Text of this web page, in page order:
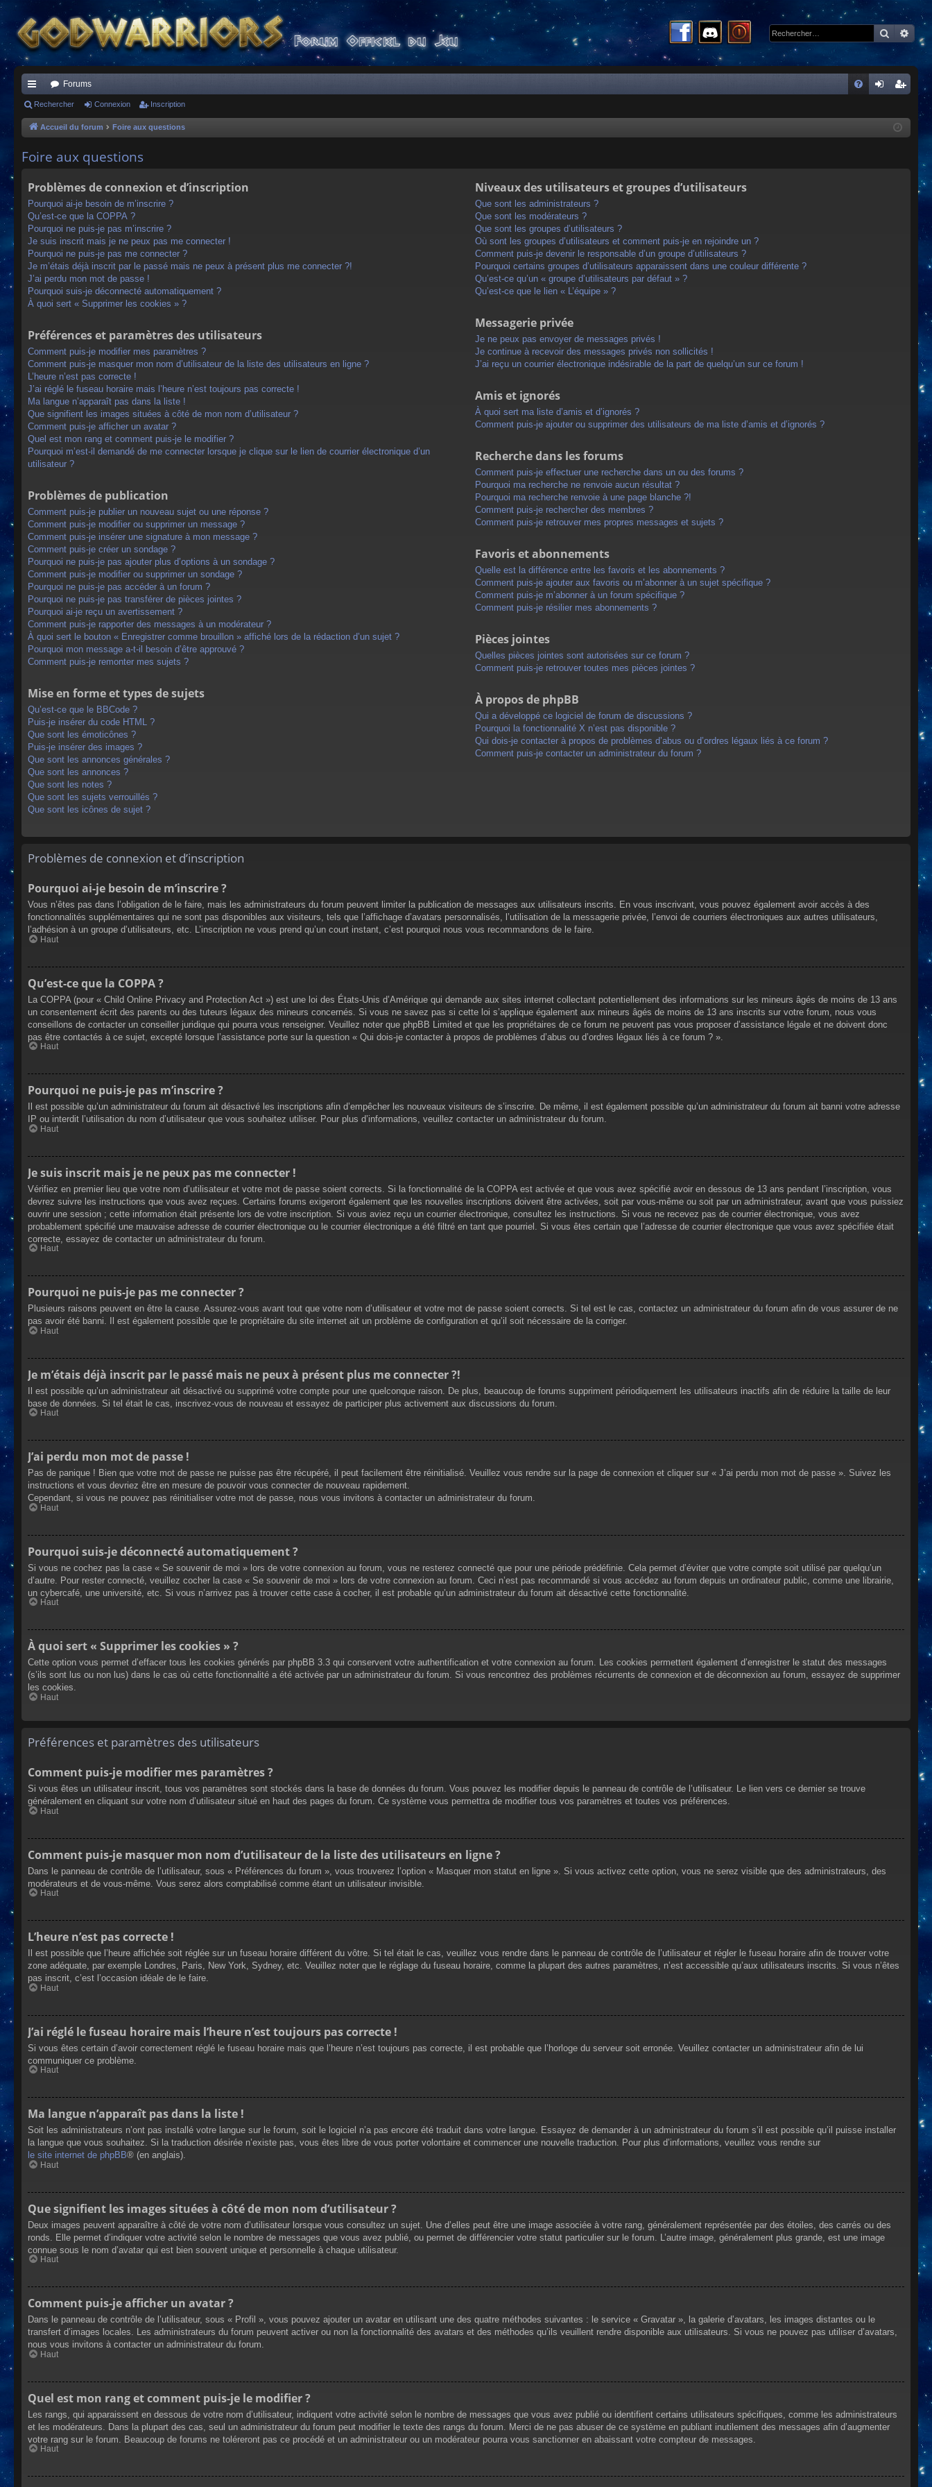
ac
co
s
Forums
cri
Rechercher Connexion Inscription
Accueil du forum Foire aux questions
Foire aux questions
Problèmes de connexion et d’inscription
Pourquoi ai-je besoin de m’inscrire ?
Qu’est-ce que la COPPA ?
Pourquoi ne puis-je pas m’inscrire ?
Je suis inscrit mais je ne peux pas me connecter !
Pourquoi ne puis-je pas me connecter ?
Je m’étais déjà inscrit par le passé mais ne peux à présent plus me connecter ?!
J’ai perdu mon mot de passe !
Pourquoi suis-je déconnecté automatiquement ?
À quoi sert « Supprimer les cookies » ?
Préférences et paramètres des utilisateurs
Comment puis-je modifier mes paramètres ?
Comment puis-je masquer mon nom d’utilisateur de la liste des utilisateurs en ligne ?
L’heure n’est pas correcte !
J’ai réglé le fuseau horaire mais l’heure n’est toujours pas correcte !
Ma langue n’apparaît pas dans la liste !
Que signifient les images situées à côté de mon nom d’utilisateur ?
Comment puis-je afficher un avatar ?
Quel est mon rang et comment puis-je le modifier ?
Pourquoi m’est-il demandé de me connecter lorsque je clique sur le lien de courrier électronique d’un
utilisateur ?
Problèmes de publication
Comment puis-je publier un nouveau sujet ou une réponse ?
Comment puis-je modifier ou supprimer un message ?
Comment puis-je insérer une signature à mon message ?
Comment puis-je créer un sondage ?
Pourquoi ne puis-je pas ajouter plus d’options à un sondage ?
Comment puis-je modifier ou supprimer un sondage ?
Pourquoi ne puis-je pas accéder à un forum ?
Pourquoi ne puis-je pas transférer de pièces jointes ?
Pourquoi ai-je reçu un avertissement ?
Comment puis-je rapporter des messages à un modérateur ?
À quoi sert le bouton « Enregistrer comme brouillon » affiché lors de la rédaction d’un sujet ?
Pourquoi mon message a-t-il besoin d’être approuvé ?
Comment puis-je remonter mes sujets ?
Mise en forme et types de sujets
Qu’est-ce que le BBCode ?
Puis-je insérer du code HTML ?
Que sont les émoticônes ?
Puis-je insérer des images ?
Que sont les annonces générales ?
Que sont les annonces ?
Que sont les notes ?
Que sont les sujets verrouillés ?
Que sont les icônes de sujet ?
Niveaux des utilisateurs et groupes d’utilisateurs
Que sont les administrateurs ?
Que sont les modérateurs ?
Que sont les groupes d’utilisateurs ?
Où sont les groupes d’utilisateurs et comment puis-je en rejoindre un ?
Comment puis-je devenir le responsable d’un groupe d’utilisateurs ?
Pourquoi certains groupes d’utilisateurs apparaissent dans une couleur différente ?
Qu’est-ce qu’un « groupe d’utilisateurs par défaut » ?
Qu’est-ce que le lien « L’équipe » ?
Messagerie privée
Je ne peux pas envoyer de messages privés !
Je continue à recevoir des messages privés non sollicités !
J’ai reçu un courrier électronique indésirable de la part de quelqu’un sur ce forum !
Amis et ignorés
À quoi sert ma liste d’amis et d’ignorés ?
Comment puis-je ajouter ou supprimer des utilisateurs de ma liste d’amis et d’ignorés ?
Recherche dans les forums
Comment puis-je effectuer une recherche dans un ou des forums ?
Pourquoi ma recherche ne renvoie aucun résultat ?
Pourquoi ma recherche renvoie à une page blanche ?!
Comment puis-je rechercher des membres ?
Comment puis-je retrouver mes propres messages et sujets ?
Favoris et abonnements
Quelle est la différence entre les favoris et les abonnements ?
Comment puis-je ajouter aux favoris ou m’abonner à un sujet spécifique ?
Comment puis-je m’abonner à un forum spécifique ?
Comment puis-je résilier mes abonnements ?
Pièces jointes
Quelles pièces jointes sont autorisées sur ce forum ?
Comment puis-je retrouver toutes mes pièces jointes ?
À propos de phpBB
Qui a développé ce logiciel de forum de discussions ?
Pourquoi la fonctionnalité X n’est pas disponible ?
Qui dois-je contacter à propos de problèmes d’abus ou d’ordres légaux liés à ce forum ?
Comment puis-je contacter un administrateur du forum ?
Problèmes de connexion et d’inscription
Pourquoi ai-je besoin de m’inscrire ?
Vous n’êtes pas dans l’obligation de le faire, mais les administrateurs du forum peuvent limiter la publication de messages aux utilisateurs inscrits. En vous inscrivant, vous pouvez également avoir accès à des
fonctionnalités supplémentaires qui ne sont pas disponibles aux visiteurs, tels que l’affichage d’avatars personnalisés, l’utilisation de la messagerie privée, l’envoi de courriers électroniques aux autres utilisateurs,
l’adhésion à un groupe d’utilisateurs, etc. L’inscription ne vous prend qu’un court instant, c’est pourquoi nous vous recommandons de le faire.
Haut
Qu’est-ce que la COPPA ?
La COPPA (pour « Child Online Privacy and Protection Act ») est une loi des États-Unis d’Amérique qui demande aux sites internet collectant potentiellement des informations sur les mineurs âgés de moins de 13 ans
un consentement écrit des parents ou des tuteurs légaux des mineurs concernés. Si vous ne savez pas si cette loi s’applique également aux mineurs âgés de moins de 13 ans inscrits sur votre forum, nous vous
conseillons de contacter un conseiller juridique qui pourra vous renseigner. Veuillez noter que phpBB Limited et que les propriétaires de ce forum ne peuvent pas vous proposer d’assistance légale et ne doivent donc
pas être contactés à ce sujet, excepté lorsque l’assistance porte sur la question « Qui dois-je contacter à propos de problèmes d’abus ou d’ordres légaux liés à ce forum ? ».
Haut
Pourquoi ne puis-je pas m’inscrire ?
Il est possible qu’un administrateur du forum ait désactivé les inscriptions afin d’empêcher les nouveaux visiteurs de s’inscrire. De même, il est également possible qu’un administrateur du forum ait banni votre adresse
IP ou interdit l’utilisation du nom d’utilisateur que vous souhaitez utiliser. Pour plus d’informations, veuillez contacter un administrateur du forum.
Haut
Je suis inscrit mais je ne peux pas me connecter !
Vérifiez en premier lieu que votre nom d’utilisateur et votre mot de passe soient corrects. Si la fonctionnalité de la COPPA est activée et que vous avez spécifié avoir en dessous de 13 ans pendant l’inscription, vous
devrez suivre les instructions que vous avez reçues. Certains forums exigeront également que les nouvelles inscriptions doivent être activées, soit par vous-même ou soit par un administrateur, avant que vous puissiez
ouvrir une session ; cette information était présente lors de votre inscription. Si vous aviez reçu un courrier électronique, consultez les instructions. Si vous ne recevez pas de courrier électronique, vous avez
probablement spécifié une mauvaise adresse de courrier électronique ou le courrier électronique a été filtré en tant que pourriel. Si vous êtes certain que l’adresse de courrier électronique que vous avez spécifiée était
correcte, essayez de contacter un administrateur du forum.
Haut
Pourquoi ne puis-je pas me connecter ?
Plusieurs raisons peuvent en être la cause. Assurez-vous avant tout que votre nom d’utilisateur et votre mot de passe soient corrects. Si tel est le cas, contactez un administrateur du forum afin de vous assurer de ne
pas avoir été banni. Il est également possible que le propriétaire du site internet ait un problème de configuration et qu’il soit nécessaire de la corriger.
Haut
Je m’étais déjà inscrit par le passé mais ne peux à présent plus me connecter ?!
Il est possible qu’un administrateur ait désactivé ou supprimé votre compte pour une quelconque raison. De plus, beaucoup de forums suppriment périodiquement les utilisateurs inactifs afin de réduire la taille de leur
base de données. Si tel était le cas, inscrivez-vous de nouveau et essayez de participer plus activement aux discussions du forum.
Haut
J’ai perdu mon mot de passe !
Pas de panique ! Bien que votre mot de passe ne puisse pas être récupéré, il peut facilement être réinitialisé. Veuillez vous rendre sur la page de connexion et cliquer sur « J’ai perdu mon mot de passe ». Suivez les
instructions et vous devriez être en mesure de pouvoir vous connecter de nouveau rapidement.
Cependant, si vous ne pouvez pas réinitialiser votre mot de passe, nous vous invitons à contacter un administrateur du forum.
Haut
Pourquoi suis-je déconnecté automatiquement ?
Si vous ne cochez pas la case « Se souvenir de moi » lors de votre connexion au forum, vous ne resterez connecté que pour une période prédéfinie. Cela permet d’éviter que votre compte soit utilisé par quelqu’un
d’autre. Pour rester connecté, veuillez cocher la case « Se souvenir de moi » lors de votre connexion au forum. Ceci n’est pas recommandé si vous accédez au forum depuis un ordinateur public, comme une librairie,
un cybercafé, une université, etc. Si vous n’arrivez pas à trouver cette case à cocher, il est probable qu’un administrateur du forum ait désactivé cette fonctionnalité.
Haut
À quoi sert « Supprimer les cookies » ?
Cette option vous permet d’effacer tous les cookies générés par phpBB 3.3 qui conservent votre authentification et votre connexion au forum. Les cookies permettent également d’enregistrer le statut des messages
(s’ils sont lus ou non lus) dans le cas où cette fonctionnalité a été activée par un administrateur du forum. Si vous rencontrez des problèmes récurrents de connexion et de déconnexion au forum, essayez de supprimer
les cookies.
Haut
Préférences et paramètres des utilisateurs
Comment puis-je modifier mes paramètres ?
Si vous êtes un utilisateur inscrit, tous vos paramètres sont stockés dans la base de données du forum. Vous pouvez les modifier depuis le panneau de contrôle de l’utilisateur. Le lien vers ce dernier se trouve
généralement en cliquant sur votre nom d’utilisateur situé en haut des pages du forum. Ce système vous permettra de modifier tous vos paramètres et toutes vos préférences.
Haut
Comment puis-je masquer mon nom d’utilisateur de la liste des utilisateurs en ligne ?
Dans le panneau de contrôle de l’utilisateur, sous « Préférences du forum », vous trouverez l’option « Masquer mon statut en ligne ». Si vous activez cette option, vous ne serez visible que des administrateurs, des
modérateurs et de vous-même. Vous serez alors comptabilisé comme étant un utilisateur invisible.
Haut
L’heure n’est pas correcte !
Il est possible que l’heure affichée soit réglée sur un fuseau horaire différent du vôtre. Si tel était le cas, veuillez vous rendre dans le panneau de contrôle de l’utilisateur et régler le fuseau horaire afin de trouver votre
zone adéquate, par exemple Londres, Paris, New York, Sydney, etc. Veuillez noter que le réglage du fuseau horaire, comme la plupart des autres paramètres, n’est accessible qu’aux utilisateurs inscrits. Si vous n’êtes
pas inscrit, c’est l’occasion idéale de le faire.
Haut
J’ai réglé le fuseau horaire mais l’heure n’est toujours pas correcte !
Si vous êtes certain d’avoir correctement réglé le fuseau horaire mais que l’heure n’est toujours pas correcte, il est probable que l’horloge du serveur soit erronée. Veuillez contacter un administrateur afin de lui
communiquer ce problème.
Haut
Ma langue n’apparaît pas dans la liste !
Soit les administrateurs n’ont pas installé votre langue sur le forum, soit le logiciel n’a pas encore été traduit dans votre langue. Essayez de demander à un administrateur du forum s’il est possible qu’il puisse installer
la langue que vous souhaitez. Si la traduction désirée n’existe pas, vous êtes libre de vous porter volontaire et commencer une nouvelle traduction. Pour plus d’informations, veuillez vous rendre sur
le site internet de phpBB® (en anglais).
Haut
Que signifient les images situées à côté de mon nom d’utilisateur ?
Deux images peuvent apparaître à côté de votre nom d’utilisateur lorsque vous consultez un sujet. Une d’elles peut être une image associée à votre rang, généralement représentée par des étoiles, des carrés ou des
ronds. Elle permet d’indiquer votre activité selon le nombre de messages que vous avez publié, ou permet de différencier votre statut particulier sur le forum. L’autre image, généralement plus grande, est une image
connue sous le nom d’avatar qui est bien souvent unique et personnelle à chaque utilisateur.
Haut
Comment puis-je afficher un avatar ?
Dans le panneau de contrôle de l’utilisateur, sous « Profil », vous pouvez ajouter un avatar en utilisant une des quatre méthodes suivantes : le service « Gravatar », la galerie d’avatars, les images distantes ou le
transfert d’images locales. Les administrateurs du forum peuvent activer ou non la fonctionnalité des avatars et des méthodes qu’ils veuillent rendre disponible aux utilisateurs. Si vous ne pouvez pas utiliser d’avatars,
nous vous invitons à contacter un administrateur du forum.
Haut
Quel est mon rang et comment puis-je le modifier ?
Les rangs, qui apparaissent en dessous de votre nom d’utilisateur, indiquent votre activité selon le nombre de messages que vous avez publié ou identifient certains utilisateurs spécifiques, comme les administrateurs
et les modérateurs. Dans la plupart des cas, seul un administrateur du forum peut modifier le texte des rangs du forum. Merci de ne pas abuser de ce système en publiant inutilement des messages afin d’augmenter
votre rang sur le forum. Beaucoup de forums ne toléreront pas ce procédé et un administrateur ou un modérateur pourra vous sanctionner en abaissant votre compteur de messages.
Haut